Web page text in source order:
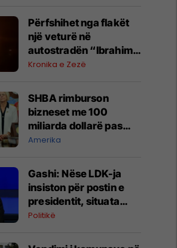
Përfshihet nga flakët
një veturë në
autostradën “Ibrahim
Rugova”
Kronika e Zezë
SHBA rimburson
bizneset me 100
miliarda dollarë pas
anulimit të tarifave të
Amerika
Gashi: Nëse LDK-ja
insiston për postin e
presidentit, situata
komplikohet - pres që
Politikë